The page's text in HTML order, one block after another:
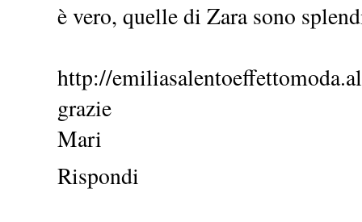
è vero, quelle di Zara sono
http://
grazie
Mari
Rispondi